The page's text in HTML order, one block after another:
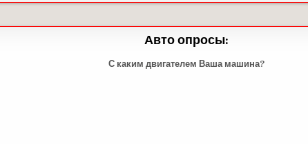
Авто опросы:
С каким двигателем Ваша машина?